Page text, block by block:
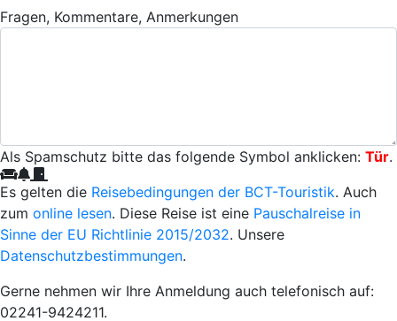
Fragen, Kommentare, Anmerkungen
Als Spamschutz bitte das folgende Symbol anklicken: Tür.
Es gelten die Reisebedingungen der BCT-Touristik. Auch
zum online lesen. Diese Reise ist eine Pauschalreise in
Sinne der EU Richtlinie 2015/2032. Unsere
Datenschutzbestimmungen.
Gerne nehmen wir Ihre Anmeldung auch telefonisch auf:
02241-9424211.